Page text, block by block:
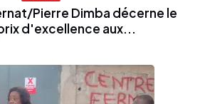
Pierre Dimba décerne le
d'excellence aux...